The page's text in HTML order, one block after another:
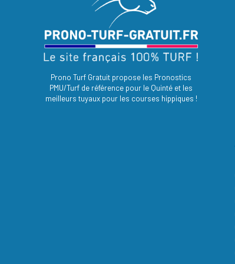
Prono Turf Gratuit propose les Pronostics
PMU/Turf de référence pour le Quinté et les
meilleurs tuyaux pour les courses hippiques !